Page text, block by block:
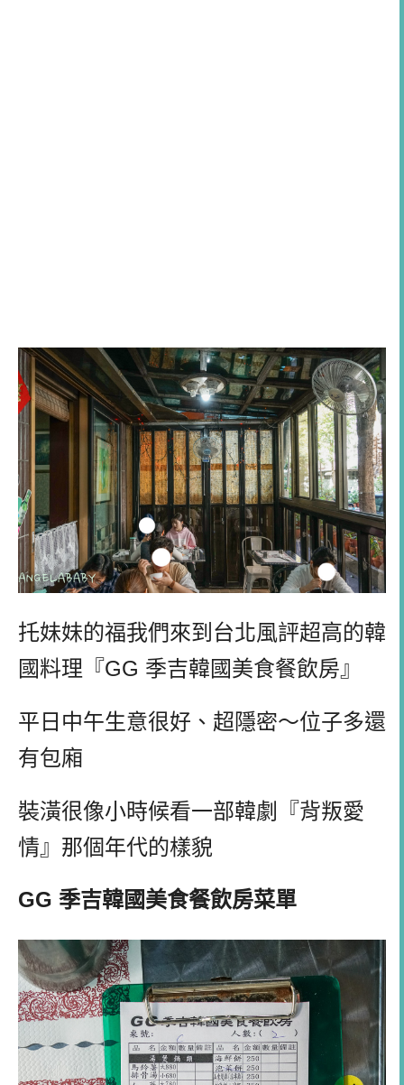
托妹妹的福我們來到台北風評超高的韓
國料理『GG 季吉韓國美食餐飲房』
平日中午生意很好、超隱密～位子多還
有包廂
裝潢很像小時候看一部韓劇『背叛愛
情』那個年代的樣貌
GG 季吉韓國美食餐飲房菜單